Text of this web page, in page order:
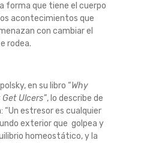
forma que tiene el cuerpo
acontecimientos que
con cambiar el
rodea.
en su libro “ Why
Get Ulcers”, lo describe de
“Un estresor es cualquier
exterior que golpea y
homeostático, y la